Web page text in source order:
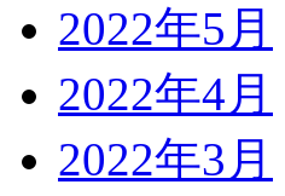
2022年5月
2022年4月
2022年3月